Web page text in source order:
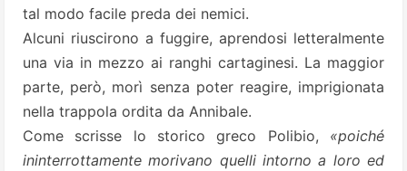
tal modo facile preda dei nemici.
Alcuni riuscirono a fuggire, aprendosi letteralmente
una via in mezzo ai ranghi cartaginesi. La maggior
parte, però, morì senza poter reagire, imprigionata
nella trappola ordita da Annibale.
Come scrisse lo storico greco Polibio, «poiché
ininterrottamente morivano quelli intorno a loro ed